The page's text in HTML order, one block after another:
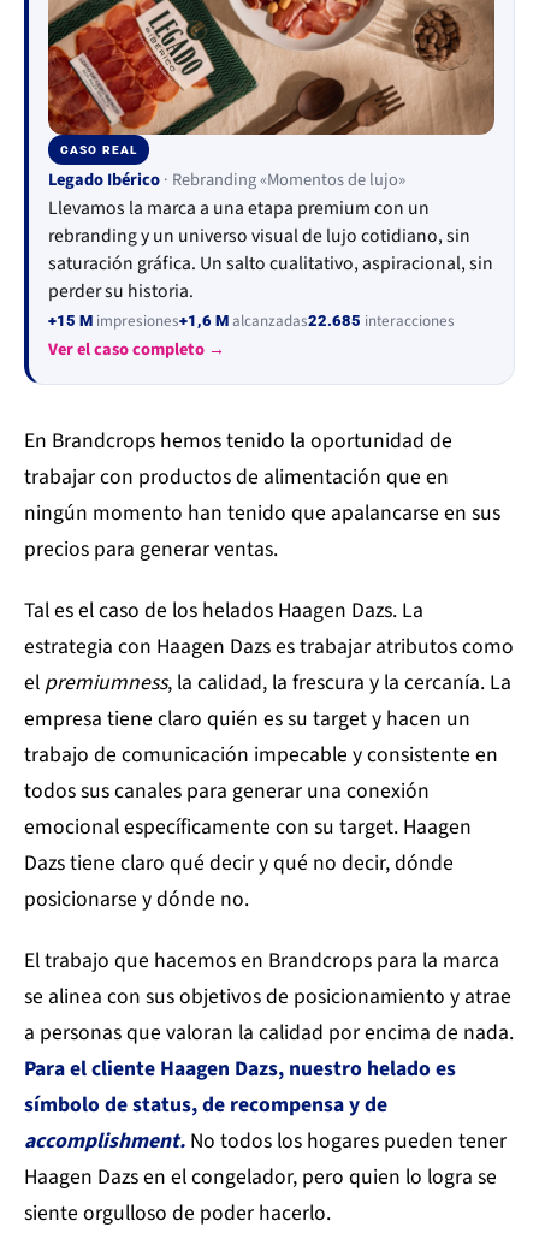
CASO REAL
Legado Ibérico· Rebranding «Momentos de lujo»
Llevamos la marca a una etapa premium con un
rebranding y un universo visual de lujo cotidiano, sin
saturación gráfica. Un salto cualitativo, aspiracional, sin
perder su historia.
+15 M impresiones+1,6 M alcanzadas22.685 interacciones
Ver el caso completo →
En Brandcrops hemos tenido la oportunidad de
trabajar con productos de alimentación que en
ningún momento han tenido que apalancarse en sus
precios para generar ventas.
Tal es el caso de los helados Haagen Dazs. La
estrategia con Haagen Dazs es trabajar atributos como
el premiumness, la calidad, la frescura y la cercanía. La
empresa tiene claro quién es su target y hacen un
trabajo de comunicación impecable y consistente en
todos sus canales para generar una conexión
emocional específicamente con su target. Haagen
Dazs tiene claro qué decir y qué no decir, dónde
posicionarse y dónde no.
El trabajo que hacemos en Brandcrops para la marca
se alinea con sus objetivos de posicionamiento y atrae
a personas que valoran la calidad por encima de nada.
Para el cliente Haagen Dazs, nuestro helado es
símbolo de status, de recompensa y de
accomplishment. No todos los hogares pueden tener
Haagen Dazs en el congelador, pero quien lo logra se
siente orgulloso de poder hacerlo.